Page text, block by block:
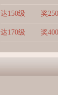
达150级 奖
达170级 奖